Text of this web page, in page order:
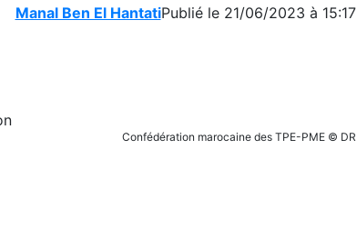
Manal Ben El HantatiPublié le 21/06/2023 à 15:17
Confédération marocaine des TPE-PME © DR